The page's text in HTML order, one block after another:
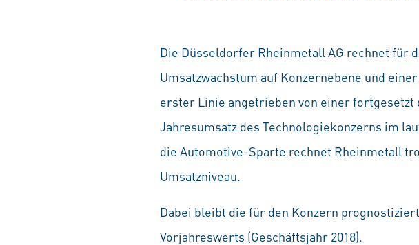
Die Düsseldorfer Rheinmetall AG rechnet für
Umsatzwachstum auf Konzernebene und
erster Linie angetrieben von einer
Jahresumsatz des Technologiekonzerns im
die Automotive-Sparte rechnet Rheinmetall
Umsatzniveau.
Dabei bleibt die für den Konzern
Vorjahreswerts (Geschäftsjahr 2018).